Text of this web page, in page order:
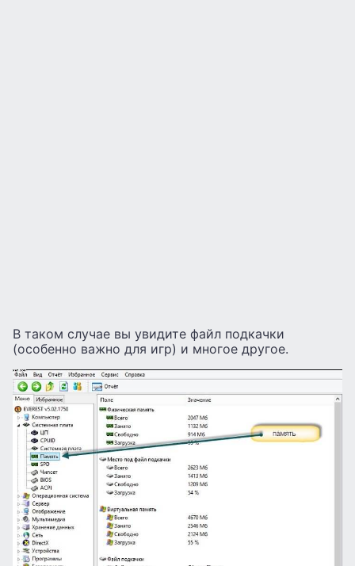
В таком случае вы увидите файл подкачки
(особенно важно для игр) и многое другое.